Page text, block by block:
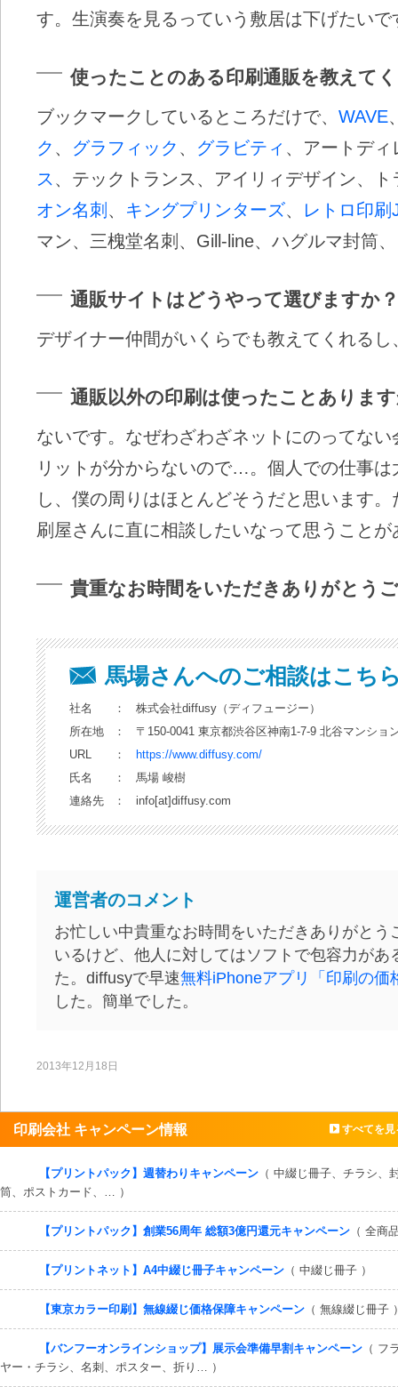
す。生演奏を見るっていう敷居は下げたいで
使ったことのある印刷通販を教えて
ブックマークしているところだけで、 WAVE
ク 、 グラフィック 、 グラビティ 、アートディ
ス 、テックトランス、アイリィデザイン、
オン名刺、 キングプリンターズ、
レトロ印刷
マン、三槐堂名刺、Gill-line、ハグルマ封筒
通販サイトはどうやって選びますか？
デザイナー仲間がいくらでも教えてくれる
通販以外の印刷は使ったことありま
ないです。なぜわざわざネットにのってな
リットが分からないので…。個人での仕事
し、僕の周りはほとんどそうだと思います
刷屋さんに直に相談したいなって思うことが
貴重なお時間をいただきありがとう
馬場さんへのご相談はこち
社名 ：
株式会社diffusy（ディフュージー）
所在地
：
〒150-0041 東京都渋谷区神南1-7-9 北谷マンショ
URL
：
https://www.diffusy.com/
氏名
：
馬場 峻樹
連絡先
： info[at]diffusy.com
運営者のコメント
お忙しい中貴重なお時間をいただきありがと
いるけど、他人に対してはソフトで包容力が
た。diffusyで早速無料iPhoneアプリ「印刷の価
した。簡単でした。
2013年12月18日
印刷会社 キャンペーン情報 すべてを見
【プリントパック】週替わりキャンペーン （ 中綴じ冊子、チラシ、
筒、ポストカード、… ）
【プリントパック】創業56周年 総額3億円還元キャンペーン （ 全商
【プリントネット】A4中綴じ冊子キャンペーン （ 中綴じ冊子 ）
【東京カラー印刷】無線綴じ価格保障キャンペーン （ 無線綴じ冊子
【バンフーオンラインショップ】展示会準備早割キャンペーン （ フ
ヤー・チラシ、名刺、ポスター、折り… ）